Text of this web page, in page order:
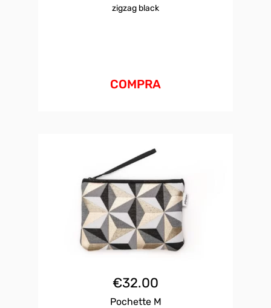
zigzag black
COMPRA
€32.00
Pochette M